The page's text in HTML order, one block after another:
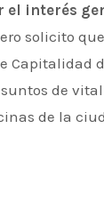
el interés
solicito
Capitalidad
de
de la